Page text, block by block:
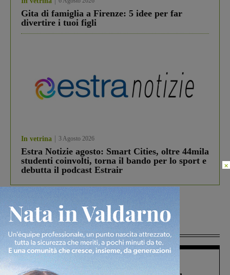
Gita di famiglia a Firenze: 5 idee per far
divertire i tuoi figli
In vetrina 3 Agosto 2026
Estra Notizie agosto: Smart Cities, oltre 44mila
studenti coinvolti, torna il bando per lo sport e
debutta il podcast Estrair
Più lette
Figline Incisa Valdarno 1 Agosto 2026
×